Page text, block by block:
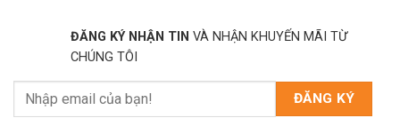
ĐĂNG KÝ NHẬN TIN VÀ NHẬN KHUYẾN MÃI TỪ
CHÚNG TÔI